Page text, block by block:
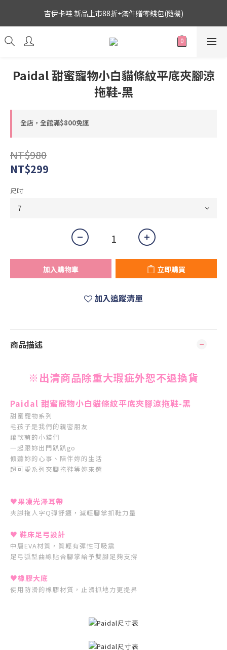
吉伊卡哇 新品上市88折+滿件贈零錢包(隨機)
吉伊卡哇 新品上市88折+滿件贈零錢包(隨機)
姆明谷 休閒鞋均$1299
5
4
3
6
2
日
6
5
4
0
8
7
6
2
時
6
5
4
3
0
8
7
6
5
2
1
0
分
9
8
7
3
9
8
7
3
秒
吉伊卡哇 新品上市88折+滿件贈零錢包(隨機)
Paidal 甜蜜寵物小白貓條紋平底夾腳涼
拖鞋-黑
全店，全館滿$800免運
NT$980
NT$299
尺吋
加入購物車 立即購買
加入追蹤清單
商品描述
※出清商品除重大瑕疵外恕不退換貨
Paidal 甜蜜寵物小白貓條紋平底夾腳涼拖鞋-黑
甜蜜寵物系列
毛孩子是我們的親密朋友
讓軟萌的小貓們
一起跟妳出門趴趴go
傾聽妳的心事、陪伴妳的生活
超可愛系列夾腳拖鞋等妳來選
♥果凍光澤耳帶
夾腳拖人字Q彈舒適，減輕腳掌抓鞋力量
♥ 鞋床足弓設計
中層EVA材質，質輕有彈性可吸震
足弓弧型曲線貼合腳掌給予雙腳足夠支撐
♥橡膠大底
使用防滑的橡膠材質，止滑抓地力更提昇